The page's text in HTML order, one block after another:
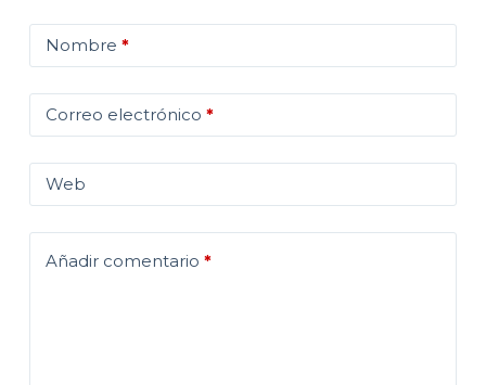
Nombre *
Correo electrónico *
Web
Añadir comentario *